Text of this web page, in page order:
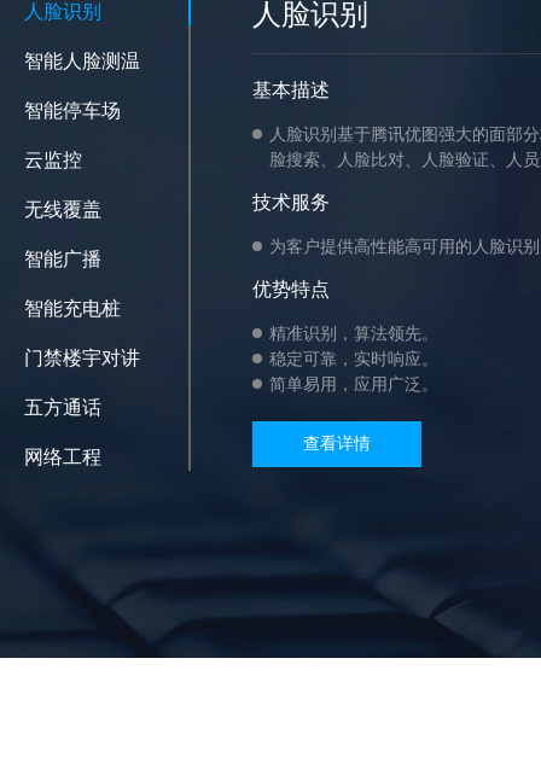
人脸识别
智能人脸测温
智能停车场
云监控
无线覆盖
智能广播
智能充电桩
门禁楼宇对讲
五方通话
网络工程
人脸识别
基本描述
人脸识别基于腾讯优图强大的面部
脸搜索、人脸比对、人脸验证、人
技术服务
为客户提供高性能高可用的人脸识
优势特点
精准识别，算法领先。
稳定可靠，实时响应。
简单易用，应用广泛。
查看详情